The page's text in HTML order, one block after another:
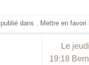
dans . Mettre en favori
Le
19:18